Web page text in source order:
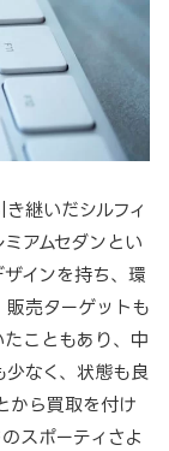
継いだシルフィ
アムセダンとい
インを持ち、環
販売ターゲットも
こともあり、中
なく、状態も良
から買取を付け
スポーティさよ